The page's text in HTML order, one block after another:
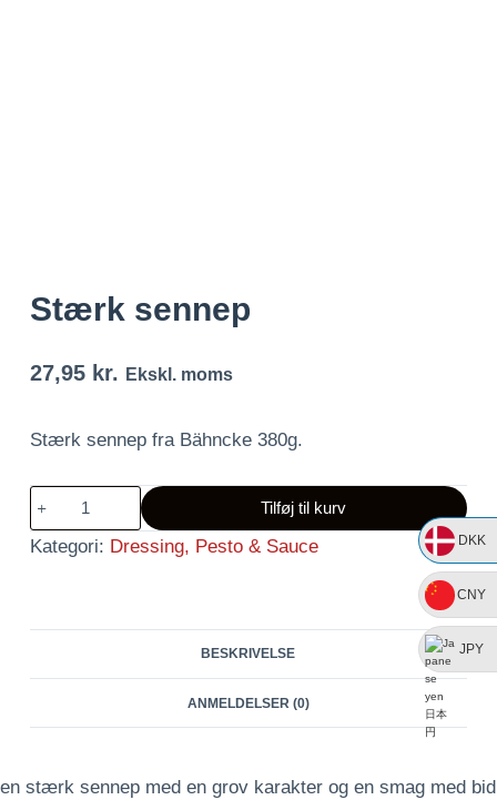
DKK
CNY
JPY
Stærk sennep
27,95 kr. Ekskl. moms
Stærk sennep fra Bähncke 380g.
sennep
antal
Tilføj til kurv
Kategori: Dressing, Pesto & Sauce
BESKRIVELSE
ANMELDELSER (0)
en stærk sennep med en grov karakter og en smag med bid